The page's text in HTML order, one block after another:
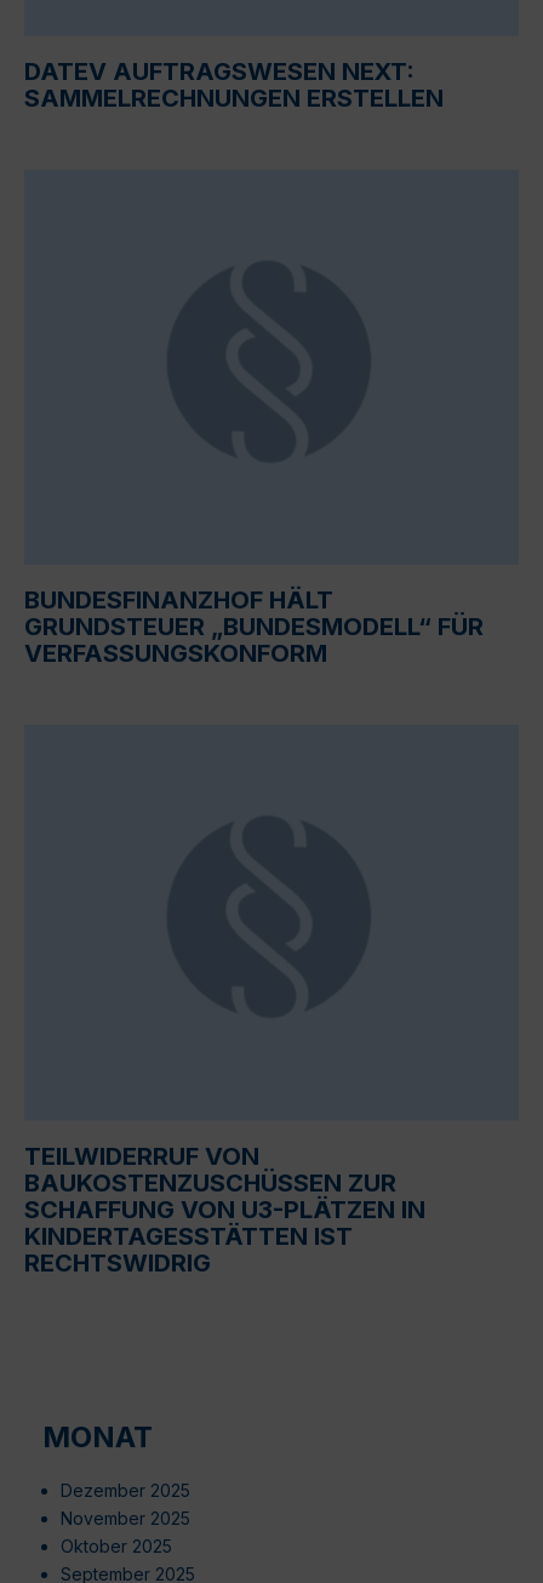
DATEV AUFTRAGSWESEN NEXT:
SAMMELRECHNUNGEN ERSTELLEN
BUNDESFINANZHOF HÄLT
GRUNDSTEUER „BUNDESMODELL“ FÜR
VERFASSUNGSKONFORM
TEILWIDERRUF VON
BAUKOSTENZUSCHÜSSEN ZUR
SCHAFFUNG VON U3-PLÄTZEN IN
KINDERTAGESSTÄTTEN IST
RECHTSWIDRIG
MONAT
Dezember 2025
November 2025
Oktober 2025
September 2025